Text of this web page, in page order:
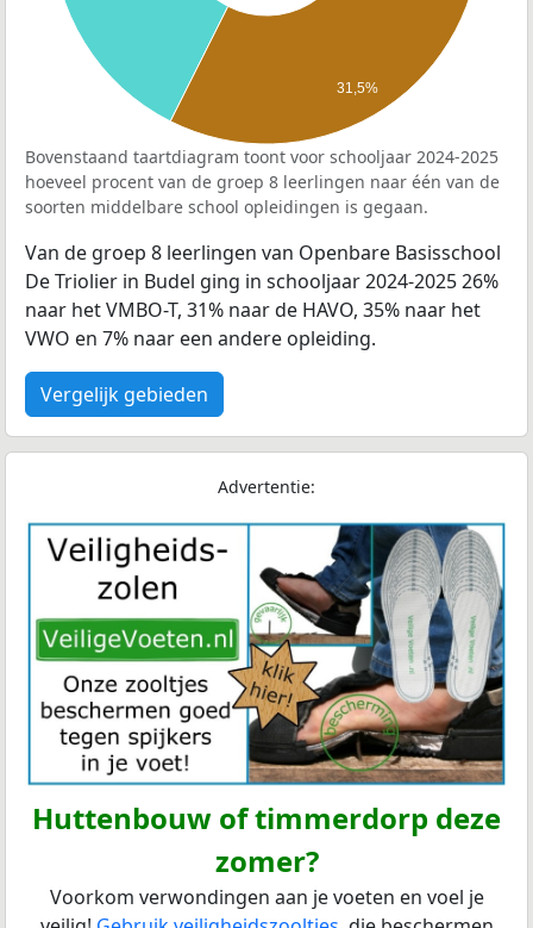
31,5%
Bovenstaand taartdiagram toont voor schooljaar 2024-2025
hoeveel procent van de groep 8 leerlingen naar één van de
soorten middelbare school opleidingen is gegaan.
Van de groep 8 leerlingen van Openbare Basisschool
De Triolier in Budel ging in schooljaar 2024-2025 26%
naar het VMBO-T, 31% naar de HAVO, 35% naar het
VWO en 7% naar een andere opleiding.
Vergelijk gebieden
Advertentie:
Huttenbouw of timmerdorp deze
zomer?
Voorkom verwondingen aan je voeten en voel je